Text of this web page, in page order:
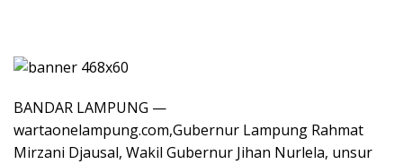
BANDAR LAMPUNG —
wartaonelampung.com,Gubernur Lampung Rahmat
Mirzani Djausal, Wakil Gubernur Jihan Nurlela, unsur